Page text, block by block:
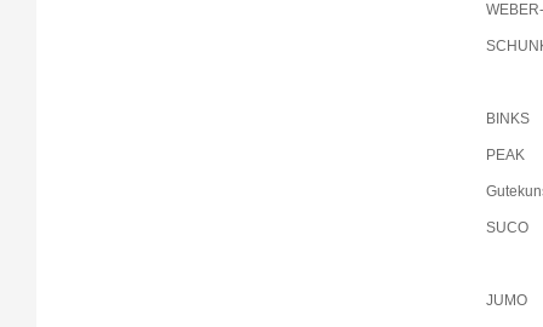
BINKS
PEAK
SUCO
JUMO